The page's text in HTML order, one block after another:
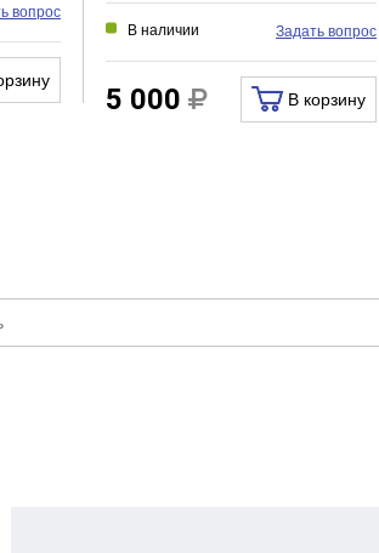
вопрос
В наличии Задать вопрос
5 000 В корзину